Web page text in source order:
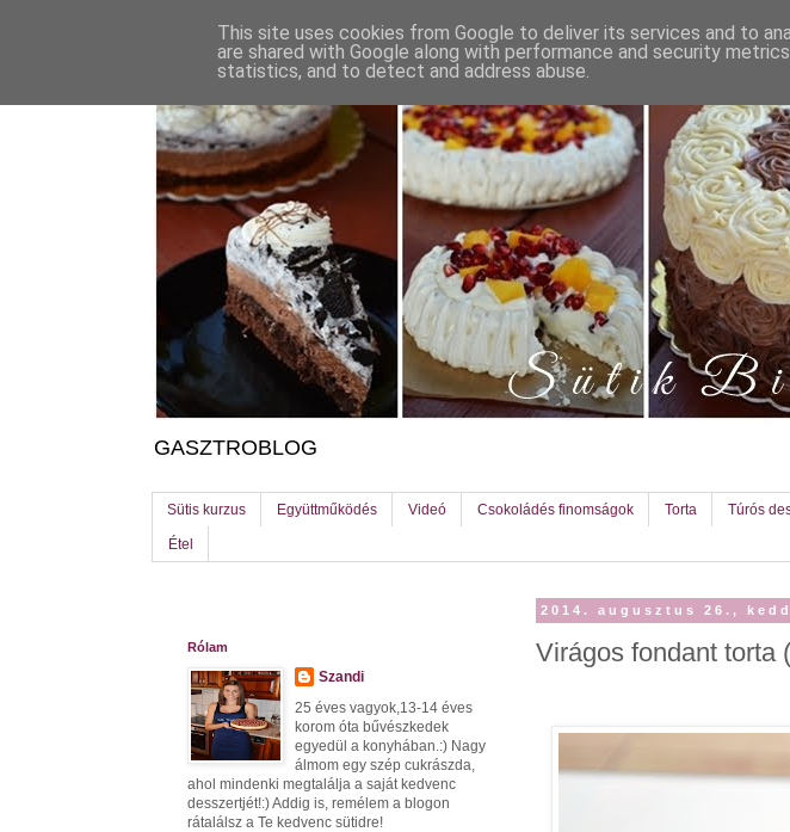
GASZTROBLOG
Sütis kurzus Együttműködés Videó Csokoládés finomságok Torta Túrós
Étel
2014. augusztus 26., kedd
Virágos fondant torta
Rólam
Szandi
25 éves vagyok,13-14 éves
korom óta bűvészkedek
egyedül a konyhában.:) Nagy
álmom egy szép cukrászda,
ahol mindenki megtalálja a saját kedvenc
desszertjét!:) Addig is, remélem a blogon
rátalálsz a Te kedvenc sütidre!
This site uses cookies from Google to deliver its services and to
are shared with Google along with performance and security
statistics, and to detect and address abuse.